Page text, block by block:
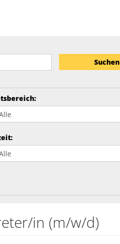
Suchen
:
:
in (m/w/d)